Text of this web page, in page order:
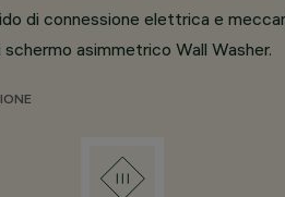
di connessione elettrica e
asimmetrico Wall Washer.